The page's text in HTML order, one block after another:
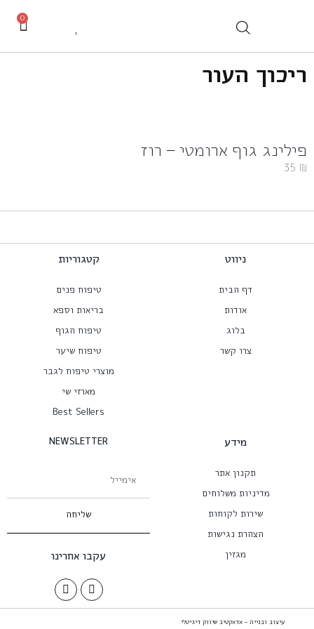
0
ריכוך העור
פילינג גוף ארומטי – רוז
35 ₪
ניווט
דף הבית
אודות
בלוג
צרו קשר
קטגוריות
טיפוח פנים
בריאות וספא
טיפוח הגוף
טיפוח שיער
מוצרי טיפוח לגבר
מארזי שי
Best Sellers
מידע
תקנון אתר
מדיניות משלוחים
שירות לקוחות
הצהרת נגישות
מגזין
NEWSLETTER
שליחה
עקבו אחרינו
עיצוב ובנייה – אדאקטיב שיווק דיגיטלי